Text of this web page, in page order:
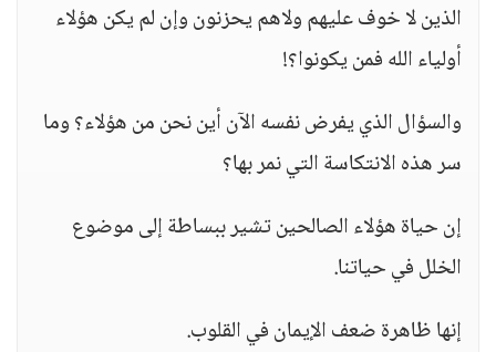
الذين لا خوف عليهم ولاهم يحزنون وإن لم يكن هؤلاء
أولياء الله فمن يكونوا؟!
والسؤال الذي يفرض نفسه الآن أين نحن من هؤلاء؟ وما
سر هذه الانتكاسة التي نمر بها؟
إن حياة هؤلاء الصالحين تشير ببساطة إلى موضوع
الخلل في حياتنا.
إنها ظاهرة ضعف الإيمان في القلوب.